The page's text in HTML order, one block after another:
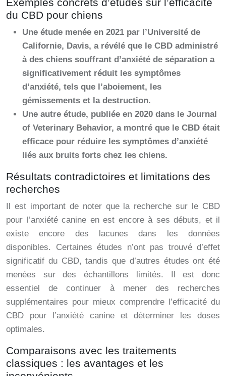
du CBD pour chiens
Une étude menée en 2021 par l’Université de
Californie, Davis, a révélé que le CBD administré
à des chiens souffrant d’anxiété de séparation a
significativement réduit les symptômes
d’anxiété, tels que l’aboiement, les
gémissements et la destruction.
Une autre étude, publiée en 2020 dans le Journal
of Veterinary Behavior, a montré que le CBD était
efficace pour réduire les symptômes d’anxiété
liés aux bruits forts chez les chiens.
Résultats contradictoires et limitations des
recherches
Il est important de noter que la recherche sur le CBD
pour l’anxiété canine en est encore à ses débuts, et il
existe encore des lacunes dans les données
disponibles. Certaines études n’ont pas trouvé d’effet
significatif du CBD, tandis que d’autres études ont été
menées sur des échantillons limités. Il est donc
essentiel de continuer à mener des recherches
supplémentaires pour mieux comprendre l’efficacité du
CBD pour l’anxiété canine et déterminer les doses
optimales.
Comparaisons avec les traitements
classiques : les avantages et les